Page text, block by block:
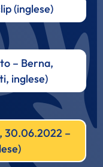
(inglese)
– Berna,
inglese)
30.06.2022 –